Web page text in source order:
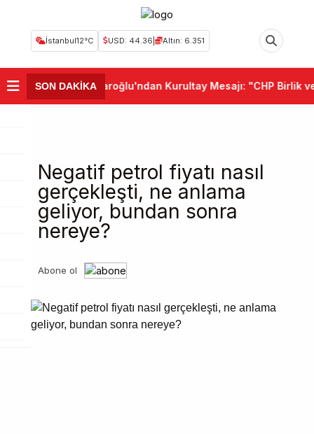
İstanbul12°C USD: 44.36 Altın: 6.351
SON DAKİKA
•Kemal Kılıçdaroğlu'ndan Kurultay Mesajı: "CHP Birlik ve
Negatif petrol fiyatı nasıl
gerçekleşti, ne anlama
geliyor, bundan sonra
nereye?
Abone ol